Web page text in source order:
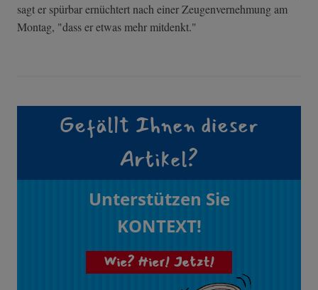
sagt er spürbar ernüchtert nach einer Zeugenvernehmung am
Montag, "dass er etwas mehr mitdenkt."
Gefällt Ihnen dieser
Artikel?
Unterstützen Sie
KONTEXT!
Wie? Hier! Jetzt!